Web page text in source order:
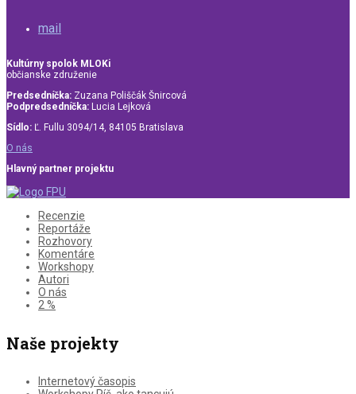
mail
Kultúrny spolok MLOKi
občianske združenie
Predsedníčka: Zuzana Poliščák Šnircová
Podpredsedníčka: Lucia Lejková
Sídlo: Ľ. Fullu 3094/14, 84105 Bratislava
O nás
Hlavný partner projektu
Recenzie
Reportáže
Rozhovory
Komentáre
Workshopy
Autori
O nás
2 %
Naše projekty
Internetový časopis